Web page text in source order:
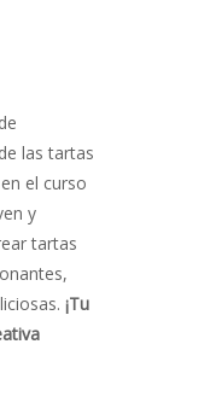
las tartas
el curso
y
tartas
¡Tu